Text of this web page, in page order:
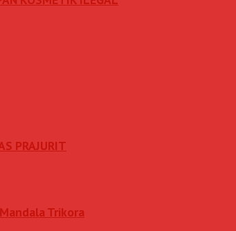
PRAJURIT
Trikora